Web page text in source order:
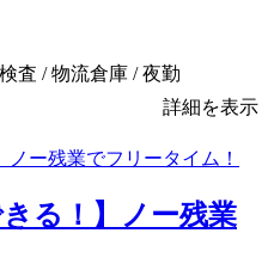
査 / 物流倉庫 / 夜勤
詳細を表示
きる！】ノー残業